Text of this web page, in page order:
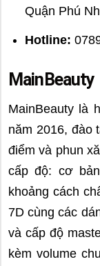
Quận Phú
Hotline:
MainBeauty
MainBeauty là
năm 2016, đào
điểm và phun
cấp độ: cơ
khoảng cách
7D cùng các
và cấp độ
kèm volume